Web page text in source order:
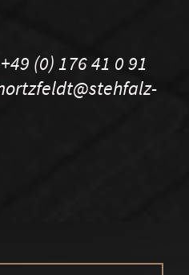
(0) 176 41 0 91